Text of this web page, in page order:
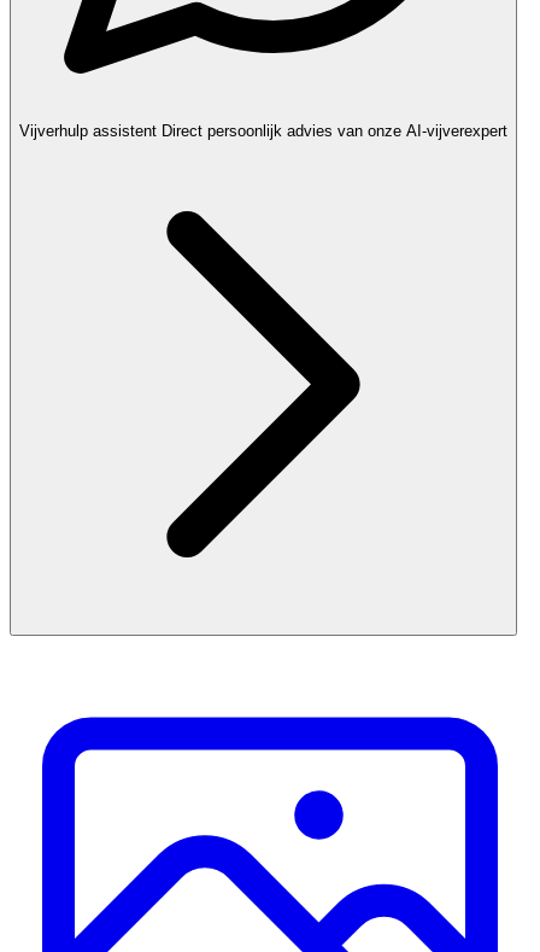
Vijverhulp assistent Direct persoonlijk advies van onze AI-vijverexpert